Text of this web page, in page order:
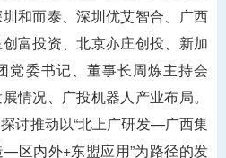
和而泰、深圳优艾智合、广西
富投资、北京亦庄创投、新加
党委书记、董事长周炼主持会
情况、广投机器人产业布局。
讨推动以“北上广研发—广西集
内外+东盟应用”为路径的发